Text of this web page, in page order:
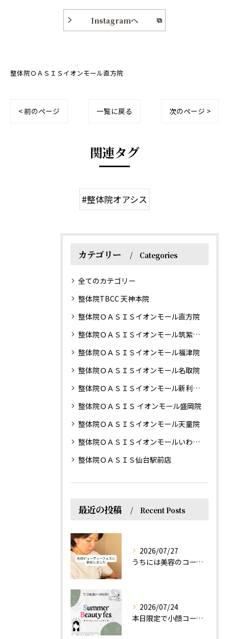
Instagramへ
整体院ＯＡＳＩＳイオンモール直方院
< 前のページ 一覧に戻る 次のページ >
関連タグ
#整体院オアシス
カテゴリー Categories
全てのカテゴリー
整体院TBCC 天神本院
整体院ＯＡＳＩＳイオンモール直方院
整体院ＯＡＳＩＳイオンモール筑紫野院
整体院ＯＡＳＩＳイオンモール福津院
整体院ＯＡＳＩＳイオンモール名取院
整体院ＯＡＳＩＳイオンモール新利府南館院
整体院ＯＡＳＩＳ イオンモール盛岡院
整体院ＯＡＳＩＳイオンモール天童院
整体院ＯＡＳＩＳイオンモールいわき小名浜院
整体院ＯＡＳＩＳ仙台駅前店
最近の投稿 Recent Posts
2026/07/27
うちには美容のコースもあるって伝えなきゃ！えっほっえxty
2026/07/24
本日限定で小顔コース体験(ワンコイン)実施します！